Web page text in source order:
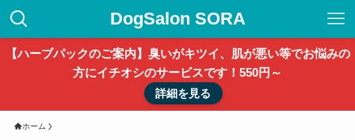
DogSalon SORA
【ハーブパックのご案内】臭いがキツイ、肌が悪い等でお悩みの
方にイチオシのサービスです！550円～
詳細を見る
ホーム